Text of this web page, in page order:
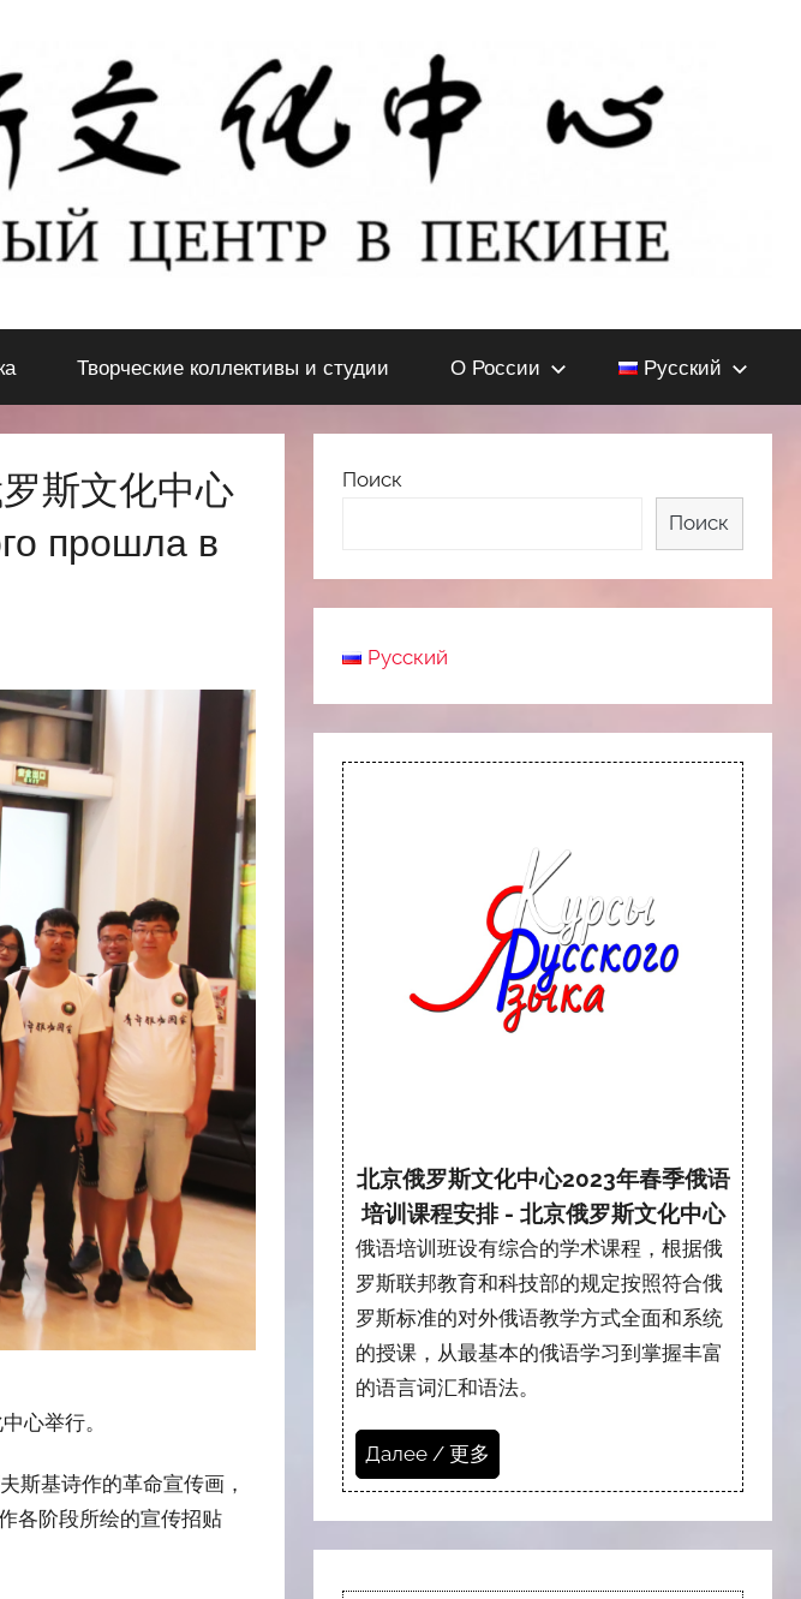
Творческие коллективы и студии О России Русский
斯文化中心
прошла в
心举行。
斯基诗作的革命宣传画，
各阶段所绘的宣传招贴
Поиск
Поиск
Русский
北京俄罗斯文化中心2023年春季俄语
培训课程安排 - 北京俄罗斯文化中心
俄语培训班设有综合的学术课程，根据俄
罗斯联邦教育和科技部的规定按照符合俄
罗斯标准的对外俄语教学方式全面和系统
的授课，从最基本的俄语学习到掌握丰富
的语言词汇和语法。
Далее / 更多